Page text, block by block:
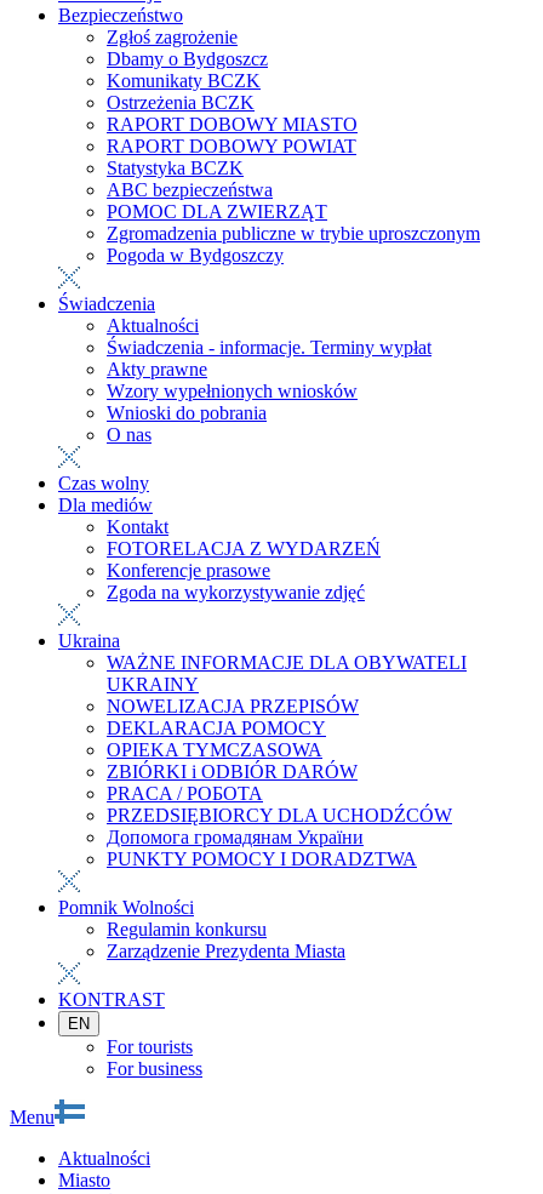
Bezpieczeństwo
Zgłoś zagrożenie
Dbamy o Bydgoszcz
Komunikaty BCZK
Ostrzeżenia BCZK
RAPORT DOBOWY MIASTO
RAPORT DOBOWY POWIAT
Statystyka BCZK
ABC bezpieczeństwa
POMOC DLA ZWIERZĄT
Zgromadzenia publiczne w trybie uproszczonym
Pogoda w Bydgoszczy
Świadczenia
Aktualności
Świadczenia - informacje. Terminy wypłat
Akty prawne
Wzory wypełnionych wniosków
Wnioski do pobrania
O nas
Czas wolny
Dla mediów
Kontakt
FOTORELACJA Z WYDARZEŃ
Konferencje prasowe
Zgoda na wykorzystywanie zdjęć
Ukraina
WAŻNE INFORMACJE DLA OBYWATELI
UKRAINY
NOWELIZACJA PRZEPISÓW
DEKLARACJA POMOCY
OPIEKA TYMCZASOWA
ZBIÓRKI i ODBIÓR DARÓW
PRACA / РОБОТА
PRZEDSIĘBIORCY DLA UCHODŹCÓW
Допомога громадянам України
PUNKTY POMOCY I DORADZTWA
Pomnik Wolności
Regulamin konkursu
Zarządzenie Prezydenta Miasta
KONTRAST
EN
For tourists
For business
Menu
Aktualności
Miasto